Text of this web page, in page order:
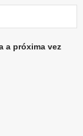
a próxima vez